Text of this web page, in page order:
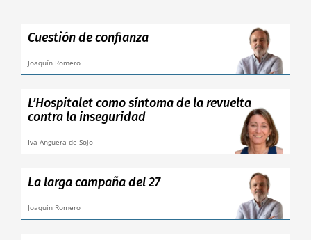
Cuestión de confianza
Joaquín Romero
L’Hospitalet como síntoma de la revuelta
contra la inseguridad
Iva Anguera de Sojo
La larga campaña del 27
Joaquín Romero